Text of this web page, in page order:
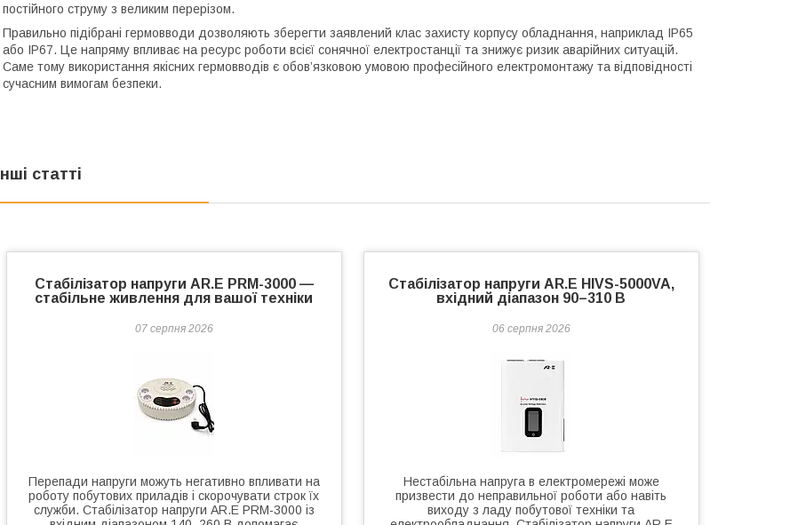
постійного струму з великим перерізом.
Правильно підібрані гермовводи дозволяють зберегти заявлений клас захисту корпусу обладнання, наприклад IP65
або IP67. Це напряму впливає на ресурс роботи всієї сонячної електростанції та знижує ризик аварійних ситуацій.
Саме тому використання якісних гермовводів є обов’язковою умовою професійного електромонтажу та відповідності
сучасним вимогам безпеки.
Інші статті
Стабілізатор напруги AR.E PRM-3000 —
стабільне живлення для вашої техніки
07 серпня 2026
Перепади напруги можуть негативно впливати на
роботу побутових приладів і скорочувати строк їх
служби. Стабілізатор напруги AR.E PRM-3000 із
Стабілізатор напруги AR.E HIVS-5000VA,
вхідний діапазон 90–310 В
06 серпня 2026
Нестабільна напруга в електромережі може
призвести до неправильної роботи або навіть
виходу з ладу побутової техніки та